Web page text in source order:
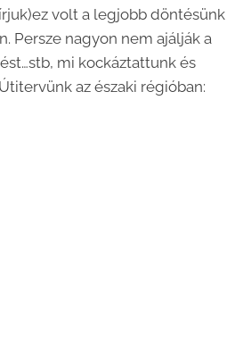
volt a legjobb döntésünk
Persze nagyon nem ajálják a
mi kockáztattunk és
az északi régióban: